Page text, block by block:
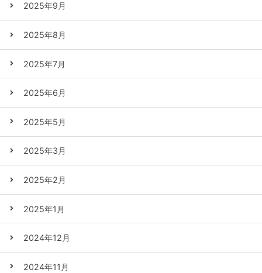
2025年9月
2025年8月
2025年7月
2025年6月
2025年5月
2025年3月
2025年2月
2025年1月
2024年12月
2024年11月